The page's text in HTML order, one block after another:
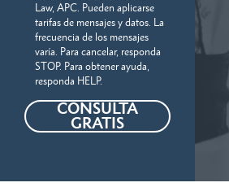
Law, APC. Pueden aplicarse
tarifas de mensajes y datos. La
frecuencia de los mensajes
varía. Para cancelar, responda
STOP. Para obtener ayuda,
responda HELP.
CONSULTA
GRATIS